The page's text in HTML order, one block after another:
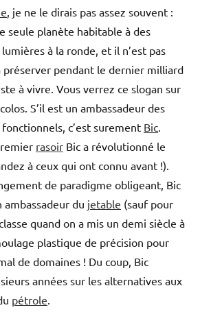
, je ne le dirais pas assez souvent :
seule planète habitable à des
à la ronde, et il n’est pas
préserver pendant le dernier milliard
à vivre. Vous verrez ce slogan sur
S’il est un ambassadeur des
c’est surement Bic
rasoir Bic a révolutionné le
à ceux qui ont connu avant !).
de paradigme obligeant, Bic
ambassadeur du jetable (sauf pour
quand on a mis un demi siècle à
plastique de précision pour
de domaines ! Du coup, Bic
années sur les alternatives aux
pétrole